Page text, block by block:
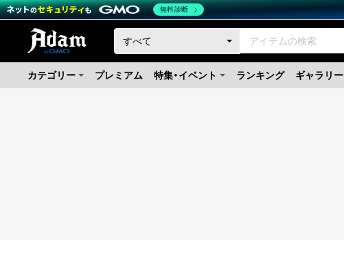
カテゴリー プレミアム 特集・イベント ランキング ギャラリー
無料診断